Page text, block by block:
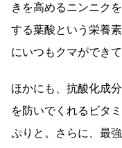
きを高めるニンニク
する葉酸という栄養
にいつもクマができ
ほかにも、抗酸化成
を防いでくれるビタ
ぷりと。さらに、最